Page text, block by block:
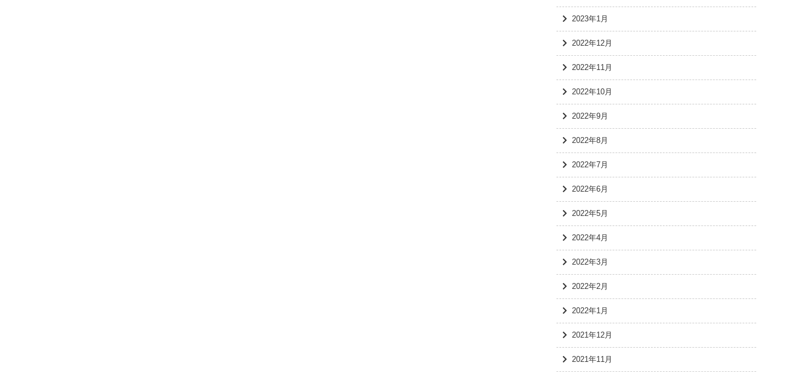
2023年1月
2022年12月
2022年11月
2022年10月
2022年9月
2022年8月
2022年7月
2022年6月
2022年5月
2022年4月
2022年3月
2022年2月
2022年1月
2021年12月
2021年11月